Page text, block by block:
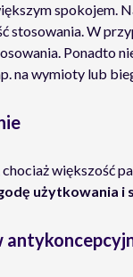
spokojem.
stosowania. W
Ponadto
na wymioty lub
większość
użytkowania i